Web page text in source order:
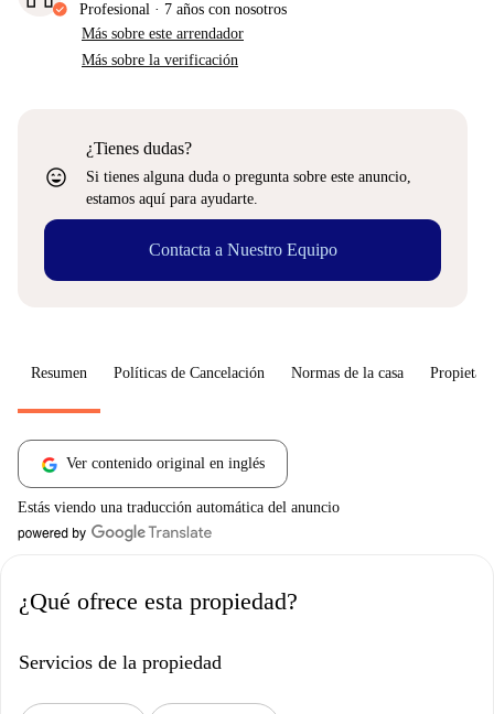
Profesional · 7 años con nosotros
Más sobre este arrendador
Más sobre la verificación
sentiment_very_satisfied
¿Tienes dudas?
Si tienes alguna duda o pregunta sobre este anuncio,
estamos aquí para ayudarte.
Contacta a Nuestro Equipo
Resumen Políticas de Cancelación Normas de la casa
Ver contenido original en inglés
Estás viendo una traducción automática del anuncio
¿Qué ofrece esta propiedad?
Servicios de la propiedad